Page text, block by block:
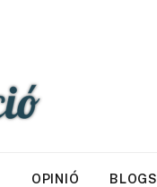
OPINIÓ BLOGS